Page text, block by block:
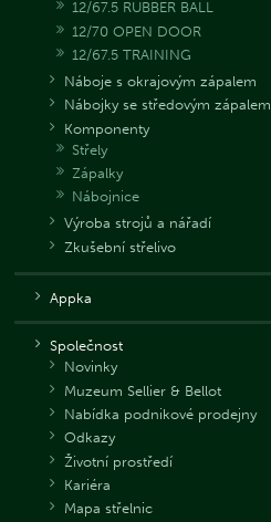
12/67.5 RUBBER BALL
12/70 OPEN DOOR
12/67.5 TRAINING
Náboje s okrajovým zápalem
Nábojky se středovým zápalem
Komponenty
Střely
Zápalky
Nábojnice
Výroba strojů a nářadí
Zkušební střelivo
Appka
Společnost
Novinky
Muzeum Sellier & Bellot
Nabídka podnikové prodejny
Odkazy
Životní prostředí
Kariéra
Mapa střelnic